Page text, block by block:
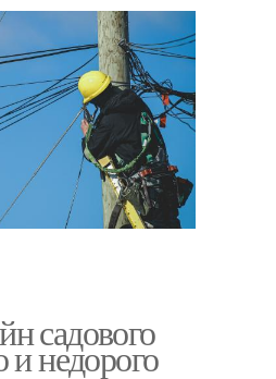
садового
и недорого